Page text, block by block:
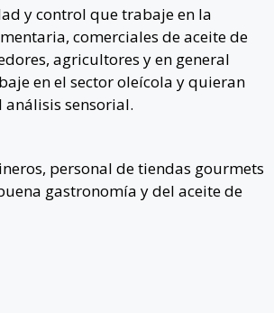
y control que trabaje en la
comerciales de aceite de
agricultores y en general
en el sector oleícola y quieran
sensorial.
personal de tiendas gourmets
gastronomía y del aceite de